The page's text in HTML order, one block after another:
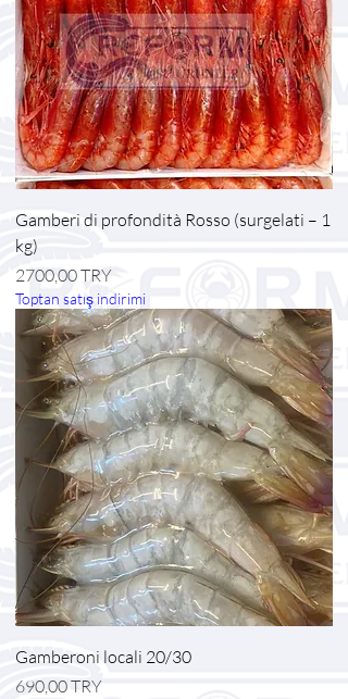
Gamberi di profondità Rosso (surgelati – 1
kg)
Prezzo
2700,00 TRY
Toptan satış indirimi
Gamberoni locali 20/30
Prezzo
690,00 TRY